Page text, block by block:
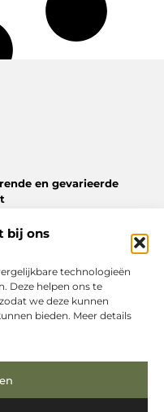
bij ons
technologieën
Deze helpen ons te
we deze kunnen
bieden. Meer details
en gevarieerde
tips tot verrassende